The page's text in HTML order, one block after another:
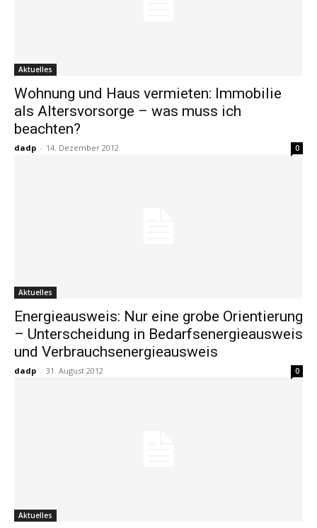
Aktuelles
Wohnung und Haus vermieten: Immobilie
als Altersvorsorge – was muss ich
beachten?
dadp - 14. Dezember 2012 0
Aktuelles
Energieausweis: Nur eine grobe Orientierung
– Unterscheidung in Bedarfsenergieausweis
und Verbrauchsenergieausweis
dadp - 31. August 2012 0
Aktuelles